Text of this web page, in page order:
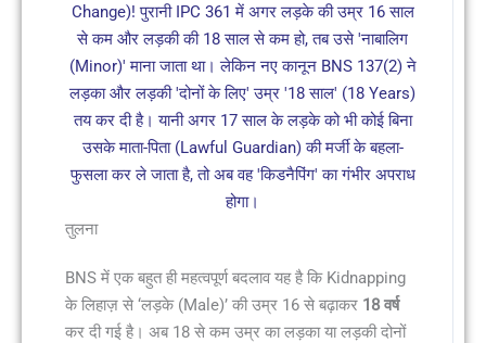
Change)! पुरानी IPC 361 में अगर लड़के की उम्र 16 साल
से कम और लड़की की 18 साल से कम हो, तब उसे 'नाबालिग
(Minor)' माना जाता था। लेकिन नए कानून BNS 137(2) ने
लड़का और लड़की 'दोनों के लिए' उम्र '18 साल' (18 Years)
तय कर दी है। यानी अगर 17 साल के लड़के को भी कोई बिना
उसके माता-पिता (Lawful Guardian) की मर्जी के बहला-
फुसला कर ले जाता है, तो अब वह 'किडनैपिंग' का गंभीर अपराध
होगा।
तुलना
BNS में एक बहुत ही महत्वपूर्ण बदलाव यह है कि Kidnapping
के लिहाज़ से ‘लड़के (Male)’ की उम्र 16 से बढ़ाकर 18 वर्ष
कर दी गई है। अब 18 से कम उम्र का लड़का या लड़की दोनों